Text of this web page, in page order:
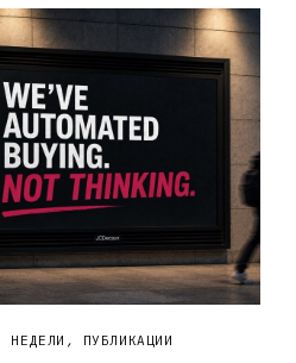
НЕДЕЛИ , ПУБЛИКАЦИИ